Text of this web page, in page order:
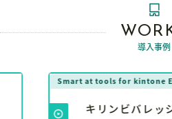
導入事例
Smart at tools for kintone
キリンビバレッ